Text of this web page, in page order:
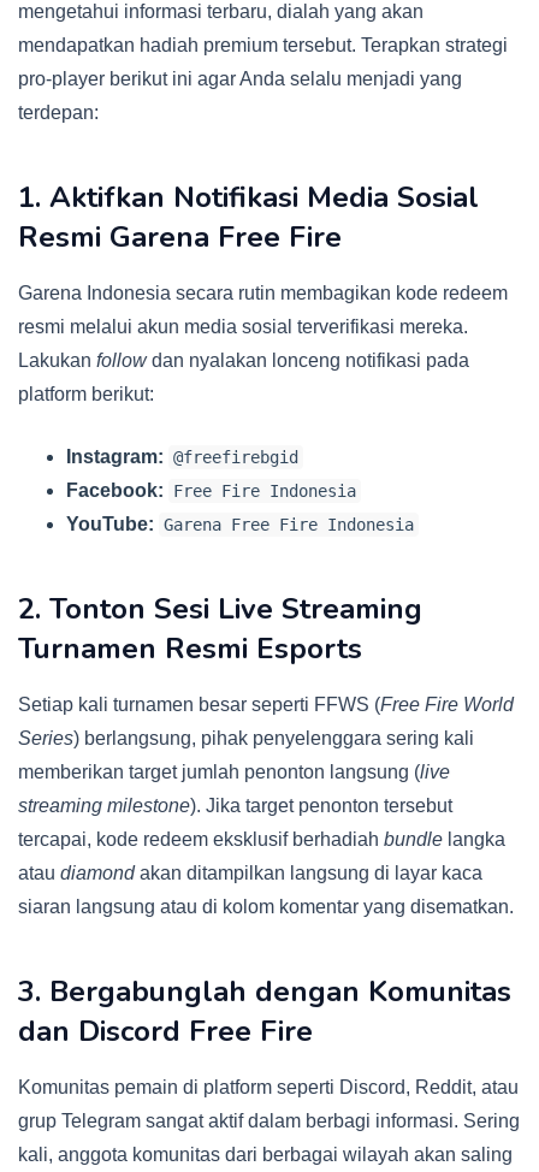
mengetahui informasi terbaru, dialah yang akan
mendapatkan hadiah premium tersebut. Terapkan strategi
pro-player berikut ini agar Anda selalu menjadi yang
terdepan:
1. Aktifkan Notifikasi Media Sosial
Resmi Garena Free Fire
Garena Indonesia secara rutin membagikan kode redeem
resmi melalui akun media sosial terverifikasi mereka.
Lakukan followdan nyalakan lonceng notifikasi pada
platform berikut:
Instagram: @freefirebgid
Facebook: Free Fire Indonesia
YouTube: Garena Free Fire Indonesia
2. Tonton Sesi Live Streaming
Turnamen Resmi Esports
Setiap kali turnamen besar seperti FFWS (Free Fire World
Series) berlangsung, pihak penyelenggara sering kali
memberikan target jumlah penonton langsung (live
streaming milestone). Jika target penonton tersebut
tercapai, kode redeem eksklusif berhadiah bundle langka
atau diamondakan ditampilkan langsung di layar kaca
siaran langsung atau di kolom komentar yang disematkan.
3. Bergabunglah dengan Komunitas
dan Discord Free Fire
Komunitas pemain di platform seperti Discord, Reddit, atau
grup Telegram sangat aktif dalam berbagi informasi. Sering
kali, anggota komunitas dari berbagai wilayah akan saling